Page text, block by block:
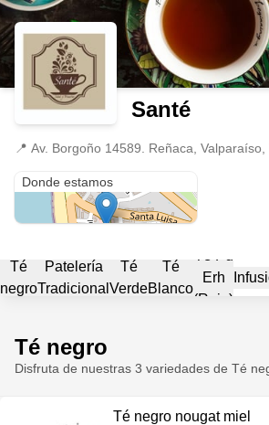
Santé
📍 Av. Borgoño 14589. Reñaca,
Donde estamos
Té
negro
Patelería
Tradicional
Té
Verde
Té
Blanco
Erh
(Rojo)
Té negro
Disfruta de nuestras 3 variedades de Té
Té negro nougat miel